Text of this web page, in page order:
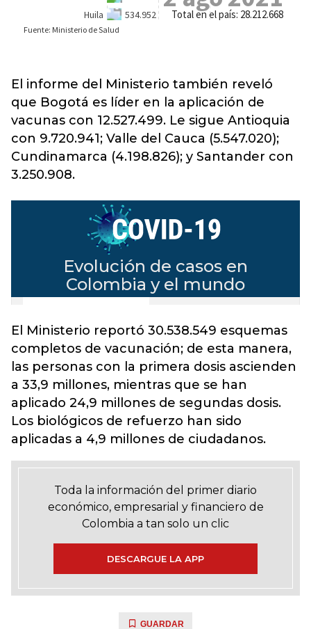
El informe del Ministerio también reveló
que Bogotá es líder en la aplicación de
vacunas con 12.527.499. Le sigue Antioquia
con 9.720.941; Valle del Cauca (5.547.020);
Cundinamarca (4.198.826); y Santander con
3.250.908.
El Ministerio reportó 30.538.549 esquemas
completos de vacunación; de esta manera,
las personas con la primera dosis ascienden
a 33,9 millones, mientras que se han
aplicado 24,9 millones de segundas dosis.
Los biológicos de refuerzo han sido
aplicadas a 4,9 millones de ciudadanos.
Toda la información del primer diario
económico, empresarial y financiero de
Colombia a tan solo un clic
DESCARGUE LA APP
GUARDAR